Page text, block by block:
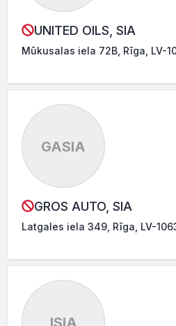
UNITED OILS, SIA
Mūkusalas iela 72B, Rīga, LV-
GASIA
GROS AUTO, SIA
Latgales iela 349, Rīga, LV-
ISIA